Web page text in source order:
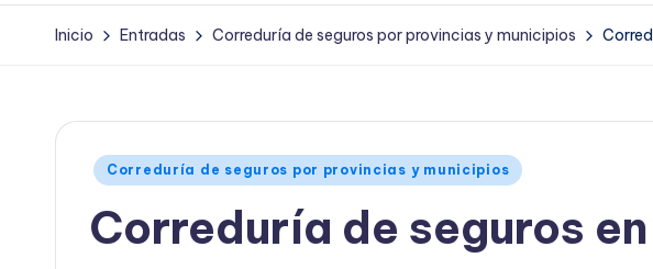
Inicio Entradas Correduría de seguros por provincias y municipios
Publicado
Correduría de seguros por provincias y municipios
Correduría de seguros